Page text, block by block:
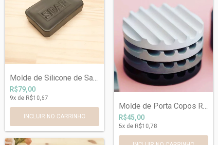
Molde de Silicone de Saboneteira Ref 676
R$79,00
9x de R$10,67
R$45,00
5x de R$10,78